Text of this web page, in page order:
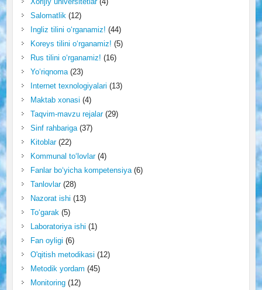
Salomatlik(12)
Ingliz tilini o‘rganamiz! (44)
Koreys tilini o‘rganamiz! (5)
Rus tilini o‘rganamiz! (16)
Yo‘riqnoma(23)
Internet texnologiyalari (13)
Maktab xonasi (4)
Taqvim-mavzu rejalar(29)
Sinf rahbariga(37)
Kitoblar(22)
Kommunal to‘lovlar(4)
Fanlar bo‘yicha kompetensiya(6)
Tanlovlar(28)
Nazorat ishi (13)
To‘garak(5)
Laboratoriya ishi (1)
Fan oyligi (6)
O'qitish metodikasi (12)
Metodik yordam (45)
Monitoring(12)